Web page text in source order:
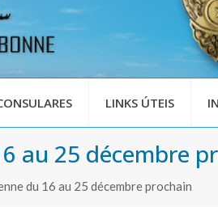
LINKS ÚTEIS
au 25 décembre
du 16 au 25 décembre prochain